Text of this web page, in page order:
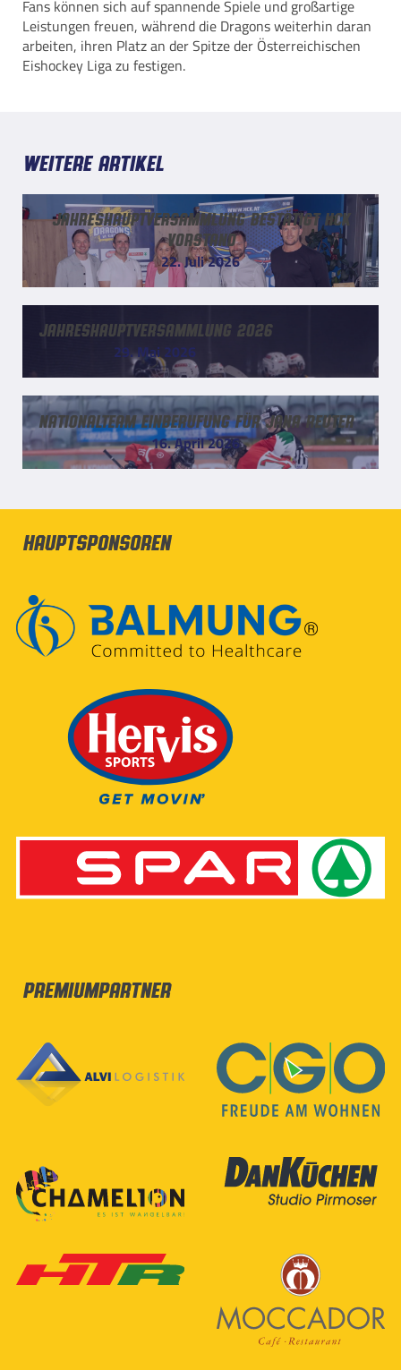
Fans können sich auf spannende Spiele und großartige
Leistungen freuen, während die Dragons weiterhin daran
arbeiten, ihren Platz an der Spitze der Österreichischen
Eishockey Liga zu festigen.
Weitere Artikel
Jahreshauptversammlung bestätigt HCK
Vorstand
22. Juli 2026
Jahreshauptversammlung 2026
29. Mai 2026
Nationalteam Einberufung für Jana Reuter
16. April 2026
Hauptsponsoren
Premiumpartner